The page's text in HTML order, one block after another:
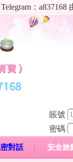
：
賬號
密碼
對話 安全旅